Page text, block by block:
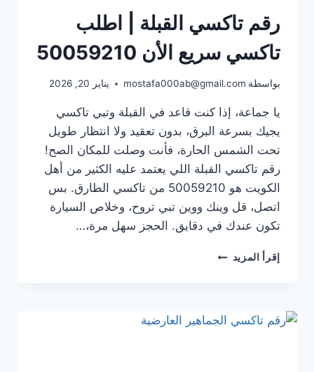
رقم تاكسي القبلة | اطلب
تاكسي سريع الأن 50059210
بواسطة mostafa000ab@gmail.com يناير 20, 2026
يا جماعة، إذا كنت قاعد في القبلة وتبي تاكسي
يجيك بسرعة البرق، بدون تعقيد ولا انتظار طويل
تحت الشمس الحارة، فأنت وصلت للمكان الصح!
رقم تاكسي القبلة اللي يعتمد عليه الكثير من أهل
الكويت هو 50059210 من تاكسي الطارق. بس
اتصل، قل وينك ووين تبي تروح، وخلاص السيارة
تكون عندك في دقايق. الحجز سهل مرة،…
إقرأ المزيد رقم
اطلب
تاكسي